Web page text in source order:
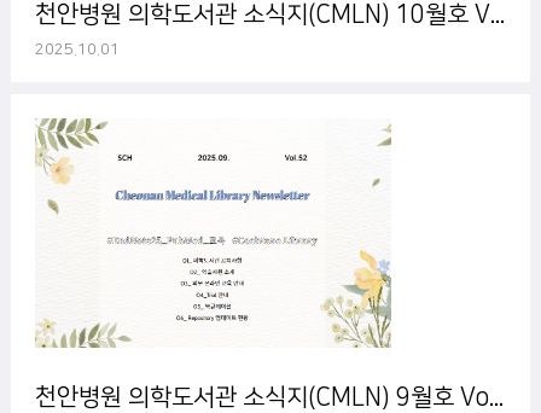
천안병원 의학도서관 소식지(CMLN) 10월호 Vol. 53
2025.10.01
천안병원 의학도서관 소식지(CMLN) 9월호 Vol. 52